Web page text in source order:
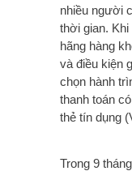
nhiều người
thời gian.
hãng hàng
và điều kiện
chọn hành
thanh toán
thẻ tín dụng
Trong 9